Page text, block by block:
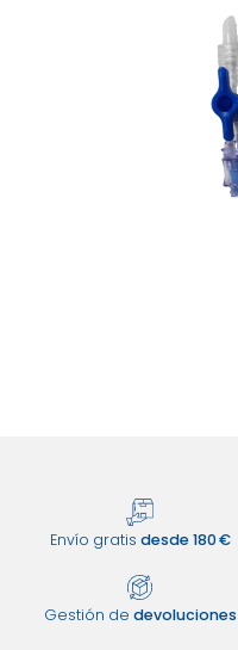
Envío gratis desde 180 €
Gestión de devoluciones